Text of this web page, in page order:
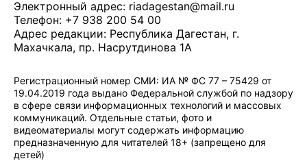
Электронный адрес: riadagestan@mail.ru
Телефон: +7 938 200 54 00
Адрес редакции: Республика Дагестан, г.
Махачкала, пр. Насрутдинова 1А
Регистрационный номер СМИ: ИА № ФС 77 – 75429 от
19.04.2019 года выдано Федеральной службой по надзору
в сфере связи информационных технологий и массовых
коммуникаций. Отдельные статьи, фото и
видеоматериалы могут содержать информацию
предназначенную для читателей 18+ (запрещено для
детей)